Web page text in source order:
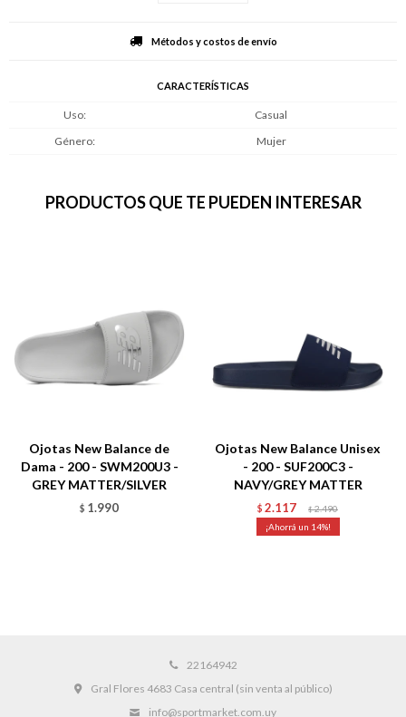
Métodos y costos de envío
CARACTERÍSTICAS
Uso
Casual
Género
Mujer
PRODUCTOS QUE TE PUEDEN INTERESAR
Ojotas New Balance de
Dama - 200 - SWM200U3 -
GREY MATTER/SILVER
$ 1.990
Ojotas New Balance Unisex
- 200 - SUF200C3 -
NAVY/GREY MATTER
$ 2.117 $ 2.490
14
22164942
Gral Flores 4683 Casa central (sin venta al público)
info@sportmarket.com.uy